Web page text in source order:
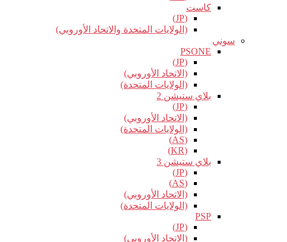
كاست
(JP)
(الولايات المتحدة والاتحاد الأوروبي)
سوني
PSONE
(JP)
(الاتحاد الأوروبي)
(الولايات المتحدة)
بلاي ستيشن 2
(JP)
(الاتحاد الأوروبي)
(الولايات المتحدة)
(AS)
(KR)
بلاي ستيشن 3
(JP)
(AS)
(الاتحاد الأوروبي)
(الولايات المتحدة)
PSP
(JP)
(الاتحاد الأوروبي)